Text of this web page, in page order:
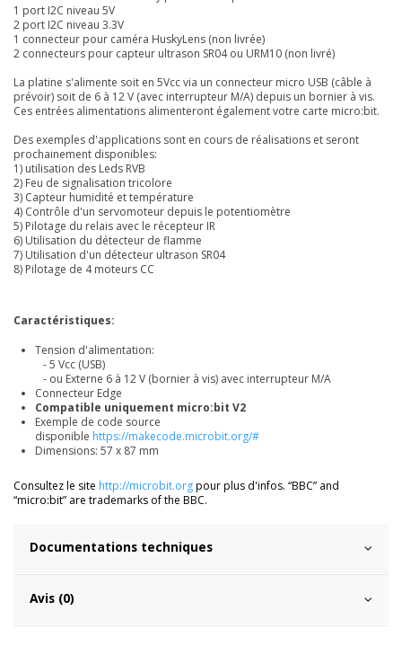
1 port I2C niveau 5V
2 port I2C niveau 3.3V
1 connecteur pour caméra HuskyLens (non livrée)
2 connecteurs pour capteur ultrason SR04 ou URM10 (non livré)
La platine s'alimente soit en 5Vcc via un connecteur micro USB (câble à
prévoir) soit de 6 à 12 V (avec interrupteur M/A) depuis un bornier à vis.
Ces entrées alimentations alimenteront également votre carte micro:bit.
Des exemples d'applications sont en cours de réalisations et seront
prochainement disponibles:
1) utilisation des Leds RVB
2) Feu de signalisation tricolore
3) Capteur humidité et température
4) Contrôle d'un servomoteur depuis le potentiomètre
5) Pilotage du relais avec le récepteur IR
6) Utilisation du détecteur de flamme
7) Utilisation d'un détecteur ultrason SR04
8) Pilotage de 4 moteurs CC
Caractéristiques:
Tension d'alimentation:
- 5 Vcc (USB)
- ou Externe 6 à 12 V (bornier à vis) avec interrupteur M/A
Connecteur Edge
Compatible uniquement micro:bit V2
Exemple de code source
disponible https://makecode.microbit.org/#
Dimensions: 57 x 87 mm
Consultez le site http://microbit.orgpour plus d'infos. “BBC” and
“micro:bit” are trademarks of the BBC.
Documentations techniques
Avis (0)